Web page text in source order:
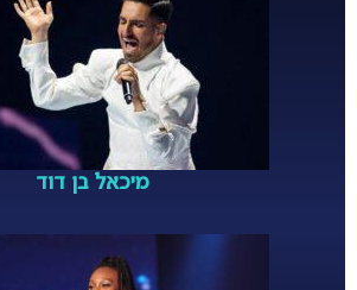
מיכאל בן דוד